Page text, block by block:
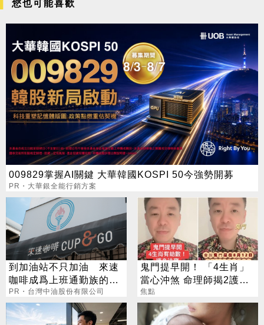
您也可能喜歡
009829掌握AI關鍵 大華韓國KOSPI 50今強勢開募
PR・大華銀全能行銷方案
到加油站不只加油 來速
咖啡成爲上班通勤族的新
選擇
PR・台灣中油股份有限公司
鬼門提早開！ 「4生肖」
當心沖煞 命理師揭2護身
法寶
焦點